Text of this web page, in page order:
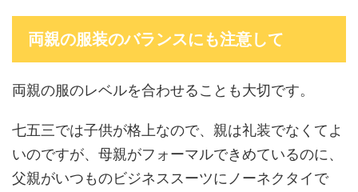
両親の服装のバランスにも注意して
両親の服のレベルを合わせることも大切です。
七五三では子供が格上なので、親は礼装でなくてよ
いのですが、母親がフォーマルできめているのに、
父親がいつものビジネススーツにノーネクタイで